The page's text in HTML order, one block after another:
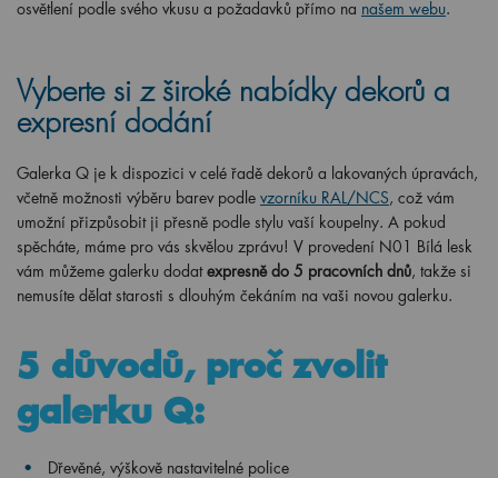
osvětlení podle svého vkusu a požadavků přímo na našem webu.
Vyberte si z široké nabídky dekorů a
expresní dodání
Galerka Q je k dispozici v celé řadě dekorů a lakovaných úpravách,
včetně možnosti výběru barev podle vzorníku RAL/NCS, což vám
umožní přizpůsobit ji přesně podle stylu vaší koupelny. A pokud
spěcháte, máme pro vás skvělou zprávu! V provedení N01 Bílá lesk
vám můžeme galerku dodat expresně do 5 pracovních dnů, takže si
nemusíte dělat starosti s dlouhým čekáním na vaši novou galerku.
5 důvodů, proč zvolit
galerku Q:
Dřevěné, výškově nastavitelné police